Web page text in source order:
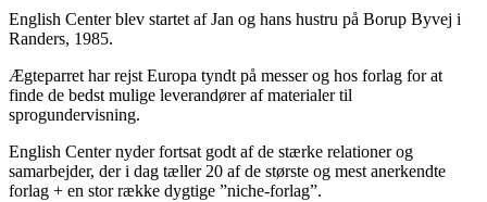
English Center blev startet af Jan og hans hustru på Borup Byvej i
Randers, 1985.
Ægteparret har rejst Europa tyndt på messer og hos forlag for at
finde de bedst mulige leverandører af materialer til
sprogundervisning.
English Center nyder fortsat godt af de stærke relationer og
samarbejder, der i dag tæller 20 af de største og mest anerkendte
forlag + en stor række dygtige ”niche-forlag”.